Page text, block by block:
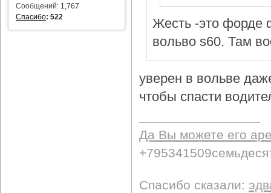
Сообщений: 1,767
Спасибо: 522
Жесть -это форде
вольво s60. Там
уверен в вольве
чтобы спасти
Да Вы можете его
Спасибо сказали: